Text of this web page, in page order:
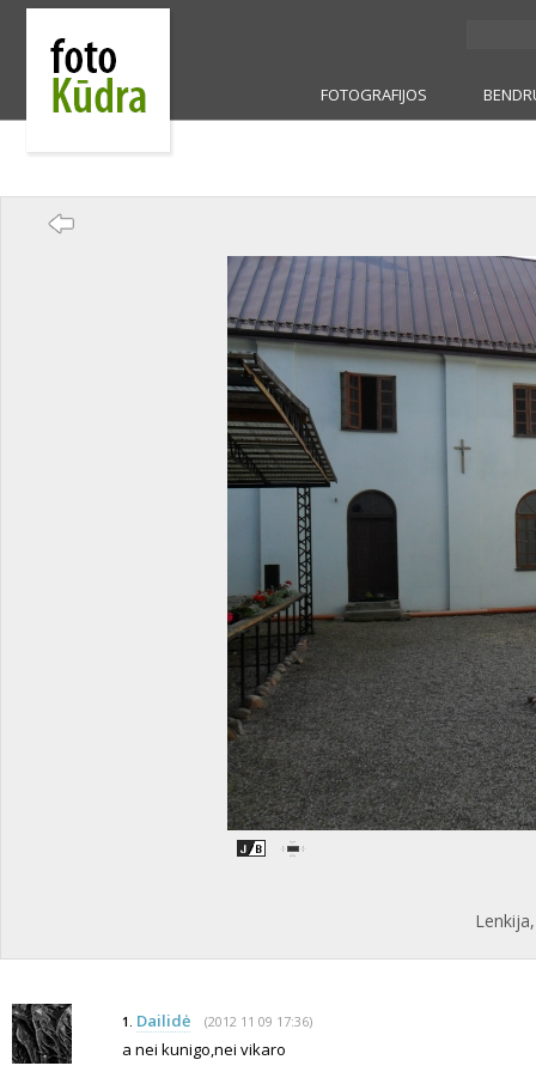
FOTOGRAFIJOS
1. Dailidė (2012 11 09 17:36)
a nei kunigo,nei vikaro